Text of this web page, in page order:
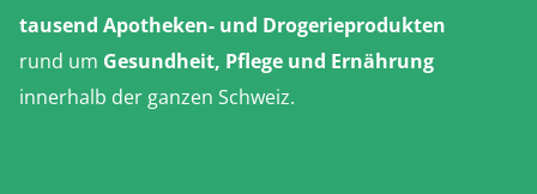
tausend Apotheken- und Drogerieprodukten
rund um Gesundheit, Pflege und Ernährung
innerhalb der ganzen Schweiz.